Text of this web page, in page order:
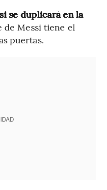
se duplicará en la
de Messi tiene el
puertas.